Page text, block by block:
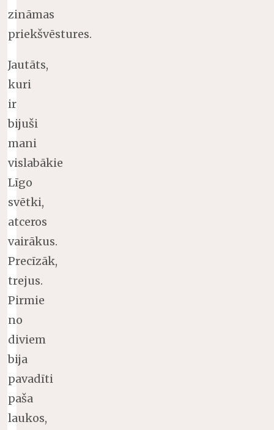
zināmas
priekšvēstures.
Jautāts,
kuri
ir
bijuši
mani
vislabākie
Līgo
svētki,
atceros
vairākus.
Precīzāk,
trejus.
Pirmie
no
diviem
bija
pavadīti
paša
laukos,